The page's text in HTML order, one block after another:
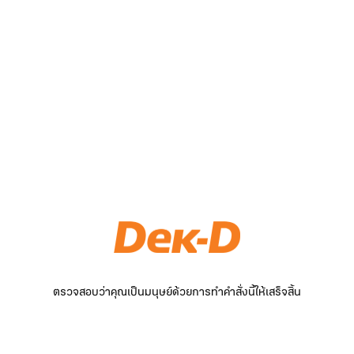
ตรวจสอบว่าคุณเป็นมนุษย์ด้วยการทำคำสั่งนี้ให้เสร็จสิ้น